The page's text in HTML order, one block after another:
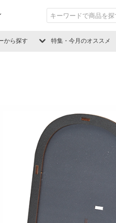
から探す 特集・今月のオススメ